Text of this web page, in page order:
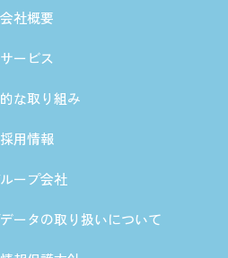
会社概要
サービス
な取り組み
採用情報
ープ会社
ータの取り扱いについて